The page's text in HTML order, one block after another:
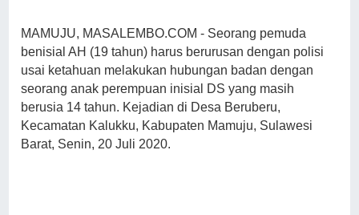
MAMUJU, MASALEMBO.COM - Seorang pemuda
benisial AH (19 tahun) harus berurusan dengan polisi
usai ketahuan melakukan hubungan badan dengan
seorang anak perempuan inisial DS yang masih
berusia 14 tahun. Kejadian di Desa Beruberu,
Kecamatan Kalukku, Kabupaten Mamuju, Sulawesi
Barat, Senin, 20 Juli 2020.